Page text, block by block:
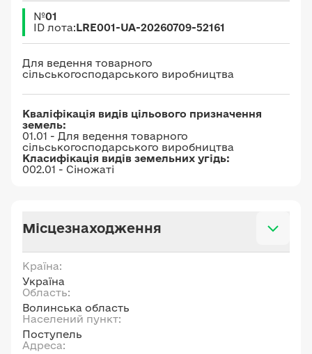
№01
ID лота:LRE001-UA-20260709-52161
Для ведення товарного
сільськогосподарського виробництва
Кваліфікація видів цільового призначення
земель:
01.01 - Для ведення товарного
сільськогосподарського виробництва
Класифікація видів земельних угідь:
002.01 - Сіножаті
Місцезнаходження
Країна:
Україна
Область:
Волинська область
Населений пункт:
Поступель
Адреса: